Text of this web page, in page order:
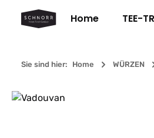
Hauptinhalt springen
Zur Suche springen
Zur Hauptnavigation springen
Home TEE-
Sie sind hier: Home WÜRZEN
Bildergalerie überspringen